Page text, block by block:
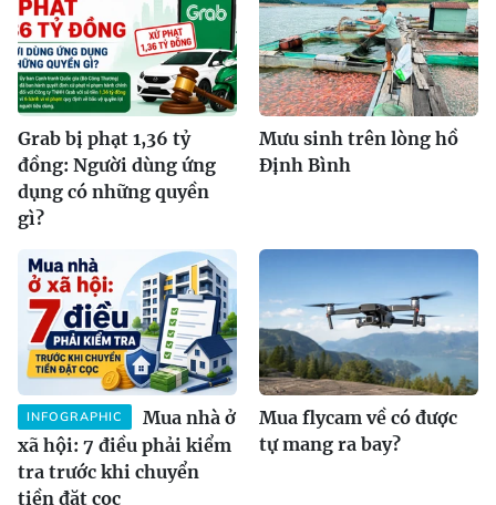
Grab bị phạt 1,36 tỷ
đồng: Người dùng ứng
dụng có những quyền
gì?
Mưu sinh trên lòng hồ
Định Bình
INFOGRAPHIC
Mua nhà ở
xã hội: 7 điều phải kiểm
tra trước khi chuyển
tiền đặt cọc
Mua flycam về có được
tự mang ra bay?